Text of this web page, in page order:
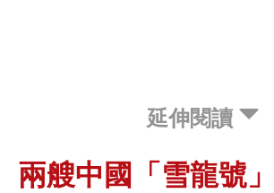
延伸閱讀
兩艘中國「雪龍號